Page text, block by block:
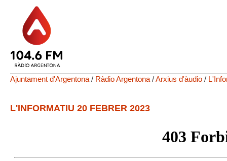
Ajuntament d'Argentona / Ràdio Argentona /Arxius d'àudio /
L'INFORMATIU 20 FEBRER 2023